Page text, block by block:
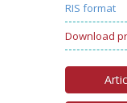
RIS format
Download